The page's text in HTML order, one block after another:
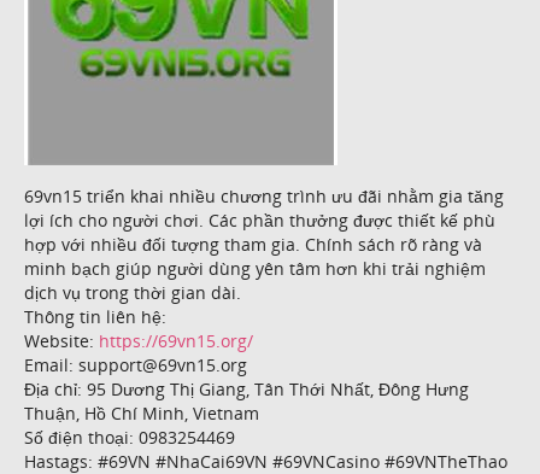
69vn15 triển khai nhiều chương trình ưu đãi nhằm gia tăng
lợi ích cho người chơi. Các phần thưởng được thiết kế phù
hợp với nhiều đối tượng tham gia. Chính sách rõ ràng và
minh bạch giúp người dùng yên tâm hơn khi trải nghiệm
dịch vụ trong thời gian dài.
Thông tin liên hệ:
Website: https://69vn15.org/
Email: support@69vn15.org
Địa chỉ: 95 Dương Thị Giang, Tân Thới Nhất, Đông Hưng
Thuận, Hồ Chí Minh, Vietnam
Số điện thoại: 0983254469
Hastags: #69VN #NhaCai69VN #69VNCasino #69VNTheThao